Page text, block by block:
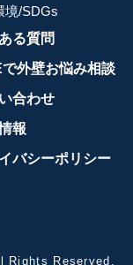
境/SDGs
る質問
で外壁お悩み相談
合わせ
報
バシーポリシー
Rights Reserved.